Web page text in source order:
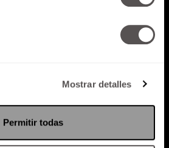
Mostrar detalles
Permitir todas
de Privacidad
MARTHA EVENTOS
SACA TU ID